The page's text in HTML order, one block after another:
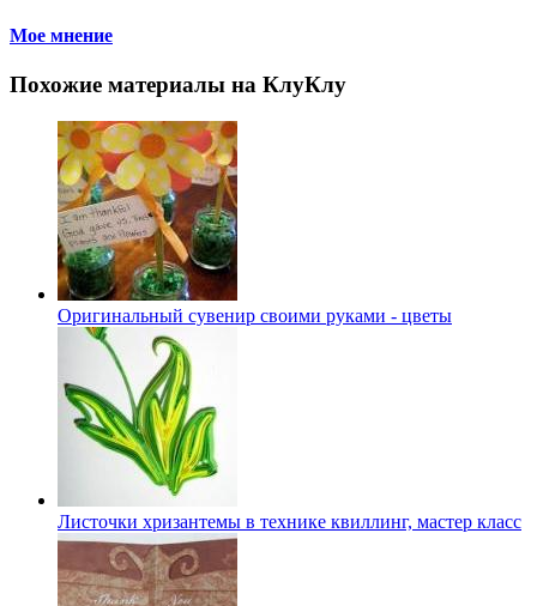
Мое мнение
Похожие материалы на КлуКлу
Оригинальный сувенир своими руками - цветы
Листочки хризантемы в технике квиллинг, мастер класс